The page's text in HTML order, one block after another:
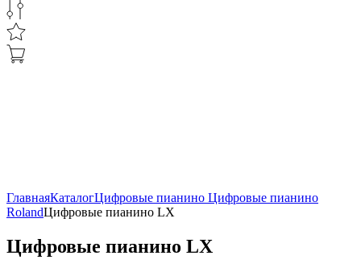
ГлавнаяКаталогЦифровые пианино Цифровые пианино
RolandЦифровые пианино LX
Цифровые пианино LX